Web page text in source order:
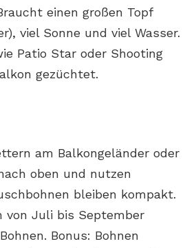
einen großen Topf
viel Sonne und viel Wasser.
Patio Star oder Shooting
gezüchtet.
am Balkongeländer oder
oben und nutzen
bleiben kompakt.
von Juli bis September
Bonus: Bohnen